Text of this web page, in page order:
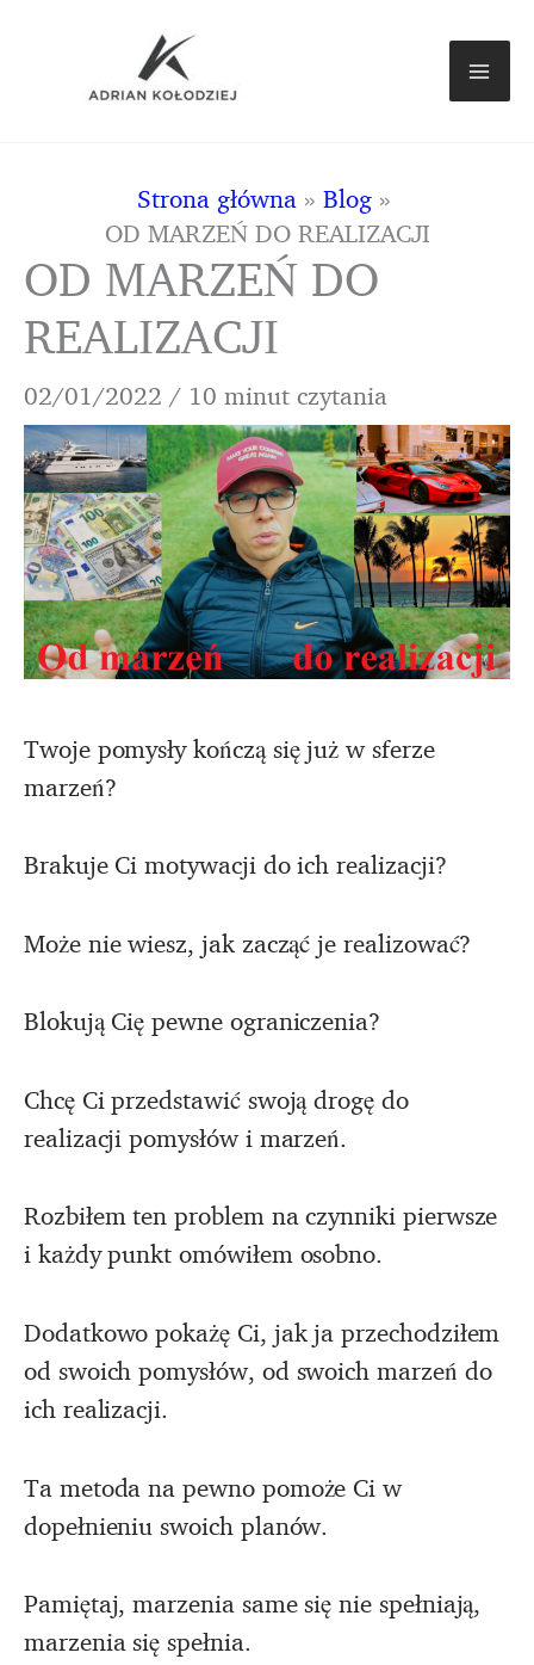
Strona główna
Blog
OD MARZEŃ DO REALIZACJI
OD MARZEŃ DO
REALIZACJI
02/01/2022 / 10 minut czytania
Twoje pomysły kończą się już w sferze
marzeń?
Brakuje Ci motywacji do ich realizacji?
Może nie wiesz, jak zacząć je realizować?
Blokują Cię pewne ograniczenia?
Chcę Ci przedstawić swoją drogę do
realizacji pomysłów i marzeń.
Rozbiłem ten problem na czynniki pierwsze
i każdy punkt omówiłem osobno.
Dodatkowo pokażę Ci, jak ja przechodziłem
od swoich pomysłów, od swoich marzeń do
ich realizacji.
Ta metoda na pewno pomoże Ci w
dopełnieniu swoich planów.
Pamiętaj, marzenia same się nie spełniają,
marzenia się spełnia.